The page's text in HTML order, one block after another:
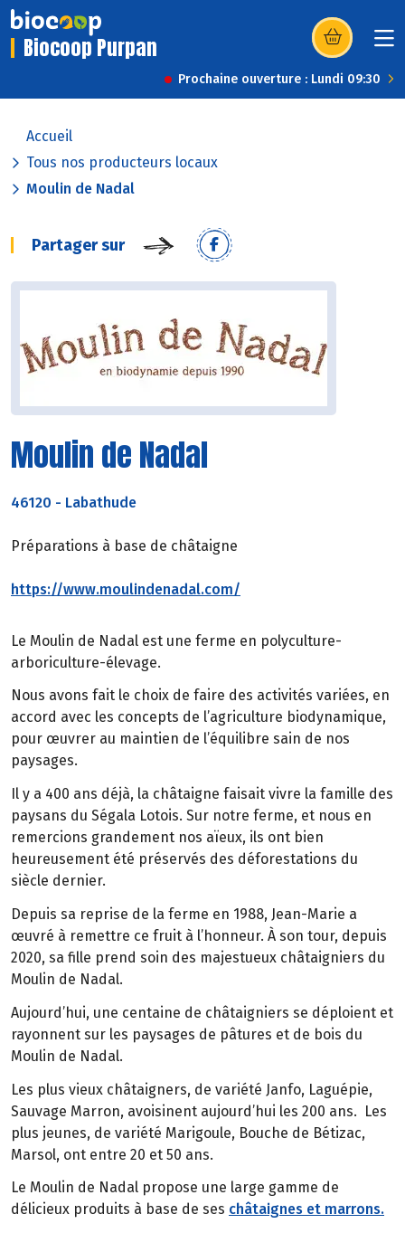
Biocoop Purpan (s’ouvre dans
Prochaine ouverture : Lundi 09:30
Accueil
Tous nos producteurs locaux
Moulin de Nadal
Partager sur
Moulin de Nadal
46120 - Labathude
Préparations à base de châtaigne
https://www.moulindenadal.com/
Le Moulin de Nadal est une ferme en polyculture-
arboriculture-élevage.
Nous avons fait le choix de faire des activités variées, en
accord avec les concepts de l’agriculture biodynamique,
pour œuvrer au maintien de l’équilibre sain de nos
paysages.
Il y a 400 ans déjà, la châtaigne faisait vivre la famille des
paysans du Ségala Lotois. Sur notre ferme, et nous en
remercions grandement nos aïeux, ils ont bien
heureusement été préservés des déforestations du
siècle dernier.
Depuis sa reprise de la ferme en 1988, Jean-Marie a
œuvré à remettre ce fruit à l’honneur. À son tour, depuis
2020, sa fille prend soin des majestueux châtaigniers du
Moulin de Nadal.
Aujourd’hui, une centaine de châtaigniers se déploient et
rayonnent sur les paysages de pâtures et de bois du
Moulin de Nadal.
Les plus vieux châtaigners, de variété Janfo, Laguépie,
Sauvage Marron, avoisinent aujourd’hui les 200 ans. Les
plus jeunes, de variété Marigoule, Bouche de Bétizac,
Marsol, ont entre 20 et 50 ans.
Le Moulin de Nadal propose une large gamme de
délicieux produits à base de ses châtaignes et marrons.